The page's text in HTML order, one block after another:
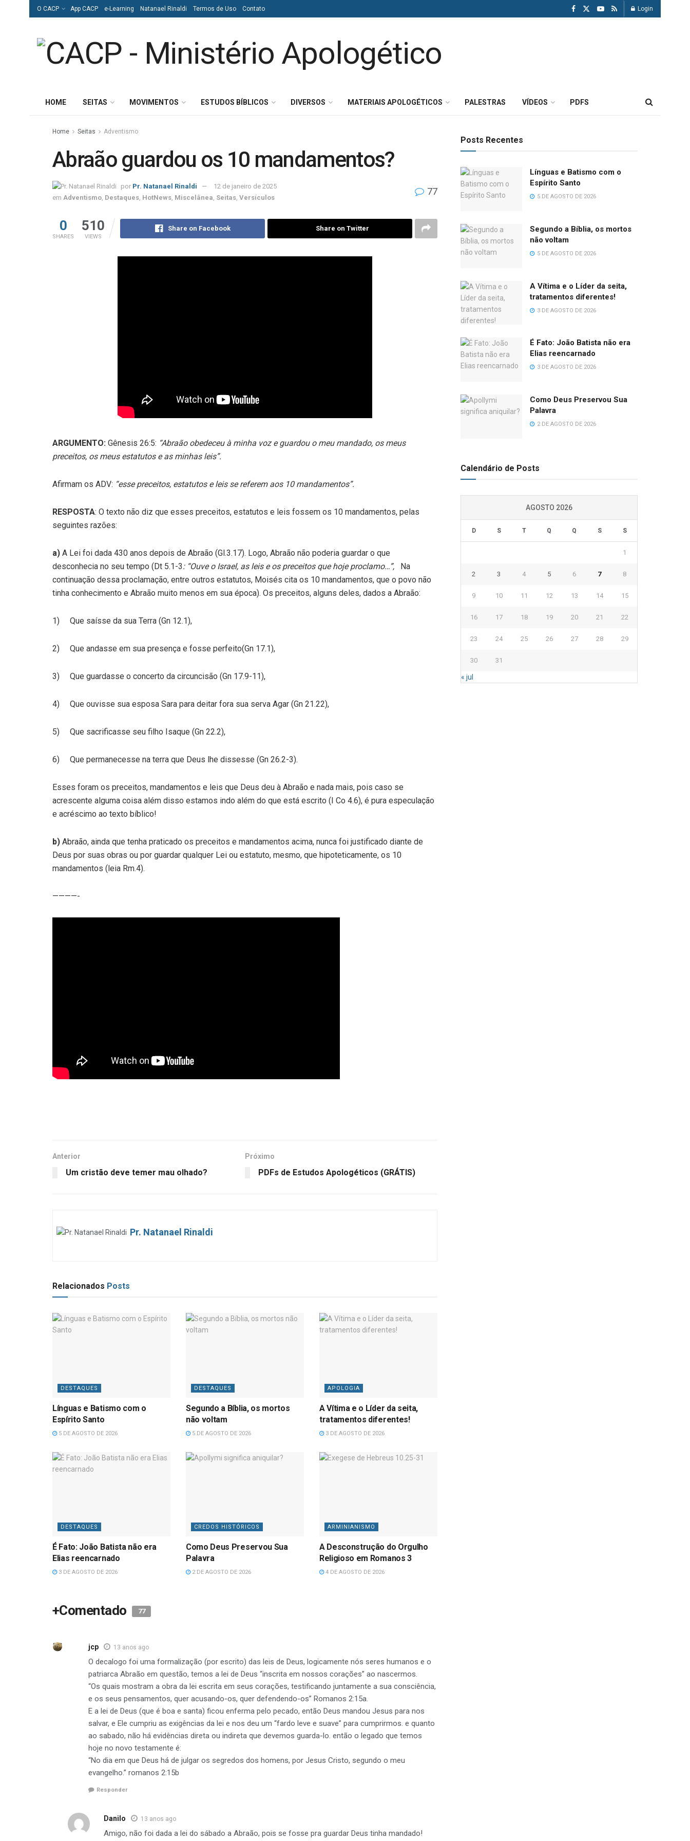
O CACP App CACP e-Learning Natanael Rinaldi Termos de Uso Contato Login
HOME SEITAS MOVIMENTOS ESTUDOS BÍBLICOS DIVERSOS MATERIAIS APOLOGÉTICOS PALESTRAS VÍDEOS PDFS
Home Seitas Adventismo
Abraão guardou os 10 mandamentos?
por Pr. Natanael Rinaldi
12 de janeiro de 2025
em Adventismo, Destaques, HotNews, Miscelânea, Seitas, Versículos
77
0
SHARES
510
VIEWS
Share on Facebook Share on Twitter
ARGUMENTO: Gênesis 26:5: “Abraão obedeceu à minha voz e guardou o meu mandado, os meus
preceitos, os meus estatutos e as minhas leis”.
Afirmam os ADV: “esse preceitos, estatutos e leis se referem aos 10 mandamentos”.
RESPOSTA: O texto não diz que esses preceitos, estatutos e leis fossem os 10 mandamentos, pelas
seguintes razões:
a) A Lei foi dada 430 anos depois de Abraão (Gl.3.17). Logo, Abraão não poderia guardar o que
desconhecia no seu tempo (Dt 5.1-3: “Ouve o Israel, as leis e os preceitos que hoje proclamo…”,
Na
continuação dessa proclamação, entre outros estatutos, Moisés cita os 10 mandamentos, que o povo não
tinha conhecimento e Abraão muito menos em sua época). Os preceitos, alguns deles, dados a Abraão:
1) Que saísse da sua Terra (Gn 12.1),
2) Que andasse em sua presença e fosse perfeito(Gn 17.1),
3) Que guardasse o concerto da circuncisão (Gn 17.9-11),
4) Que ouvisse sua esposa Sara para deitar fora sua serva Agar (Gn 21.22),
5) Que sacrificasse seu filho Isaque (Gn 22.2),
6) Que permanecesse na terra que Deus lhe dissesse (Gn 26.2-3).
Esses foram os preceitos, mandamentos e leis que Deus deu à Abraão e nada mais, pois caso se
acrescente alguma coisa além disso estamos indo além do que está escrito (I Co 4.6), é pura especulação
e acréscimo ao texto bíblico!
b) Abraão, ainda que tenha praticado os preceitos e mandamentos acima, nunca foi justificado diante de
Deus por suas obras ou por guardar qualquer Lei ou estatuto, mesmo, que hipoteticamente, os 10
mandamentos (leia Rm.4).
————-
Anterior
Um cristão deve temer mau olhado?
Próximo
PDFs de Estudos Apologéticos (GRÁTIS)
Pr. Natanael Rinaldi
Relacionados Posts
DESTAQUES
Línguas e Batismo com o
Espírito Santo
5 DE AGOSTO DE 2026
DESTAQUES
Segundo a Bíblia, os mortos
não voltam
5 DE AGOSTO DE 2026
APOLOGIA
A Vítima e o Líder da seita,
tratamentos diferentes!
3 DE AGOSTO DE 2026
DESTAQUES
É Fato: João Batista não era
Elias reencarnado
3 DE AGOSTO DE 2026
CREDOS HISTÓRICOS
Como Deus Preservou Sua
Palavra
2 DE AGOSTO DE 2026
ARMINIANISMO
A Desconstrução do Orgulho
Religioso em Romanos 3
4 DE AGOSTO DE 2026
+Comentado 77
jcp 13 anos ago
O decalogo foi uma formalização (por escrito) das leis de Deus, logicamente nós seres humanos e o
patriarca Abraão em questão, temos a lei de Deus “inscrita em nossos corações” ao nascermos.
“Os quais mostram a obra da lei escrita em seus corações, testificando juntamente a sua consciência,
e os seus pensamentos, quer acusando-os, quer defendendo-os” Romanos 2:15a.
E a lei de Deus (que é boa e santa) ficou enferma pelo pecado, então Deus mandou Jesus para nos
salvar, e Ele cumpriu as exigências da lei e nos deu um “fardo leve e suave” para cumprirmos. e quanto
ao sabado, não há evidências direta ou indireta que devemos guarda-lo. então o legado que temos
hoje no novo testamente é:
“No dia em que Deus há de julgar os segredos dos homens, por Jesus Cristo, segundo o meu
evangelho.” romanos 2:15b
Responder
Danilo 13 anos ago
Amigo, não foi dada a lei do sábado a Abraão, pois se fosse pra guardar Deus tinha mandado!
Posts Recentes
Línguas e Batismo com o
Espírito Santo
5 DE AGOSTO DE 2026
Segundo a Bíblia, os mortos
não voltam
5 DE AGOSTO DE 2026
A Vítima e o Líder da seita,
tratamentos diferentes!
3 DE AGOSTO DE 2026
É Fato: João Batista não era
Elias reencarnado
3 DE AGOSTO DE 2026
Como Deus Preservou Sua
Palavra
2 DE AGOSTO DE 2026
Calendário de Posts
AGOSTO 2026
D S T Q Q S S
1
2 3 4 5 6 7 8
9 10 11 12 13 14 15
16 17 18 19 20 21 22
23 24 25 26 27 28 29
30 31
« jul